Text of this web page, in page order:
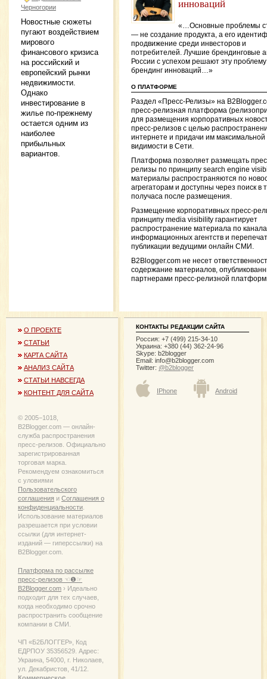
Черногории
Новостные сюжеты
пугают воздействием
мирового
финансового кризиса
на российский и
европейский рынки
недвижимости.
Однако
инвестирование в
жилье по-прежнему
остается одним из
наиболее
прибыльных
вариантов.
инноваций
«…Основные проблемы
— не создание продукта, а его
продвижение среди инвесторов и
потребителей. Лучшие брендинговые
России с успехом решают эту
брендинг инноваций…»
О ПЛАТФОРМЕ
Раздел «Пресс-Релизы» на
пресс-релизная платформа
для размещения корпоративных
пресс-релизов с целью
интернете и придачи им максимальной
видимости в Сети.
Платформа позволяет размещать
релизы по принципу search engine
материалы распространяются по
агрегаторам и доступны через поиск в
получаса после размещения.
Размещение корпоративных пресс-
принципу media visibility гарантирует
распространение материала по
информационных агентств и
публикации ведущими онлайн СМИ.
B2Blogger.com не несет
содержание материалов,
партнерами пресс-релизной
О ПРОЕКТЕ
СТАТЬИ
КАРТА САЙТА
АНАЛИЗ САЙТА
СТАТЬИ НАВСЕГДА
КОНТЕНТ ДЛЯ САЙТА
© 2005−1018,
B2Blogger.com — онлайн-
служба распространения
пресс-релизов. Официально
зарегистрированная
торговая марка.
Рекомендуем ознакомиться
с уловиями
Пользовательского
соглашения и Соглашения о
конфиденциальности
Использование материалов
разрешается при условии
ссылки (для интернет-
изданий — гиперссылки) на
B2Blogger.com.
Платформа по рассылке
пресс-релизов ☜❶☞
B2Blogger.com › Идеально
подходит для тех случаев,
когда необходимо срочно
распространить сообщение
компании в СМИ.
ЧП «Б2БЛОГГЕР», Код
ЕДРПОУ 35356529. Адрес:
Украина, 54000, г. Николаев,
ул. Декабристов, 41/12.
КОНТАКТЫ РЕДАКЦИИ САЙТА
Россия: +7 (499) 215-34-10
Украина: +380 (44) 362-24-96
Skype: b2blogger
Email: info@b2blogger.com
Twitter: @b2blogger
IPhone Android